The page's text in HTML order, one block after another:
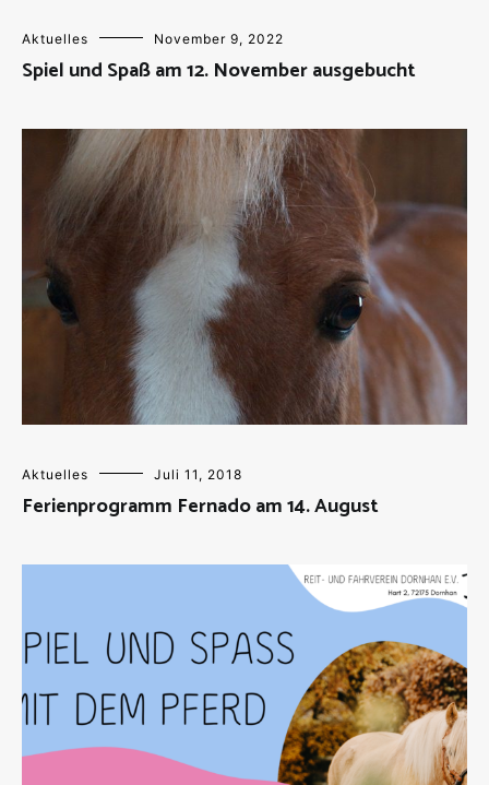
Aktuelles November 9, 2022
Spiel und Spaß am 12. November ausgebucht
Aktuelles Juli 11, 2018
Ferienprogramm Fernado am 14. August